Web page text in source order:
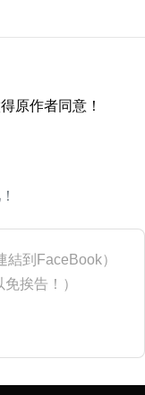
原作者同意！
結到FaceBook）
挨告！）